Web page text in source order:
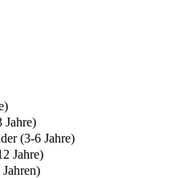
Jahre)
(3-6 Jahre)
Jahre)